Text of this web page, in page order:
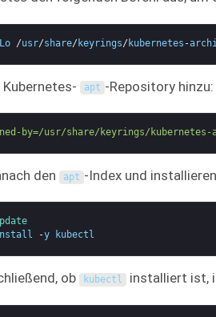
/usr/share/ keyrings/ kubernetes -
Kubernetes- apt -Repository hinzu:
by=/usr/share/keyrings/
den apt -Index und
-y kubectl
ob kubectl installiert ist,